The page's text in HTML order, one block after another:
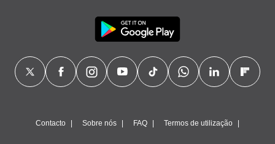
Contacto Sobre nós FAQ Termos de utilização